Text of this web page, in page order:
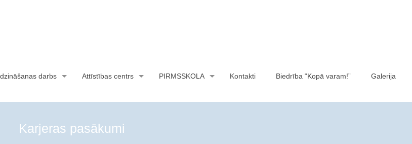
darbs Attīstības centrs PIRMSSKOLA Kontakti Biedrība “Kopā varam!” Galerija
Karjeras pasākumi